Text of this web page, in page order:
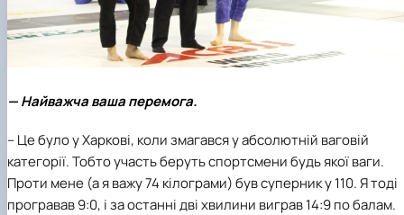
— Найважча ваша перемога.
– Це було у Харкові, коли змагався у абсолютній ваговій
категорії. Тобто участь беруть спортсмени будь якої ваги.
Проти мене (а я важу 74 кілограми) був суперник у 110. Я тоді
програвав 9:0, і за останні дві хвилини виграв 14:9 по балам.